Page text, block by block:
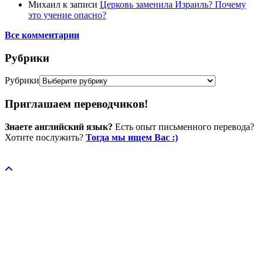
Михаил к записи Церковь заменила Израиль? Почему
это учение опасно?
Все комментарии
Рубрики
Рубрики
Приглашаем переводчиков!
Знаете английский язык? Есть опыт письменного перевода?
Хотите послужить? Тогда мы ищем Вас :)